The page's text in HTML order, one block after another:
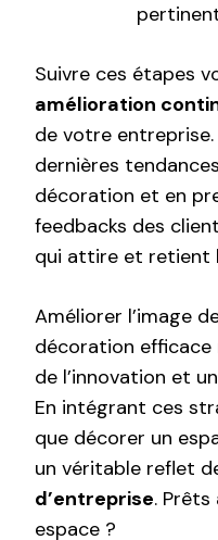
Suivre ces étapes
amélioration
de votre
dernières
décoration et en
feedbacks des
qui attire et retient
Améliorer l’image
décoration
de l’innovation et
En intégrant ces
que décorer un
un véritable reflet
d’entreprise.
espace ?